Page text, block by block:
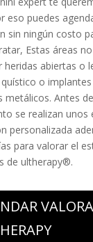
eso puedes
sin ningún costo
Estas áreas
heridas abiertas o
o
metálicos. Antes
se realizan unos
personalizada
para valorar el
de ultherapy®.